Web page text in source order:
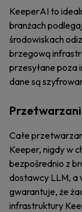
KeeperAI to
branżach
środowiskach
brzegową
przesyłane poza
dane są
Całe
Keeper, nigdy w
bezpośrednio z
dostawcy LLM, a
gwarantuje, że
infrastruktury